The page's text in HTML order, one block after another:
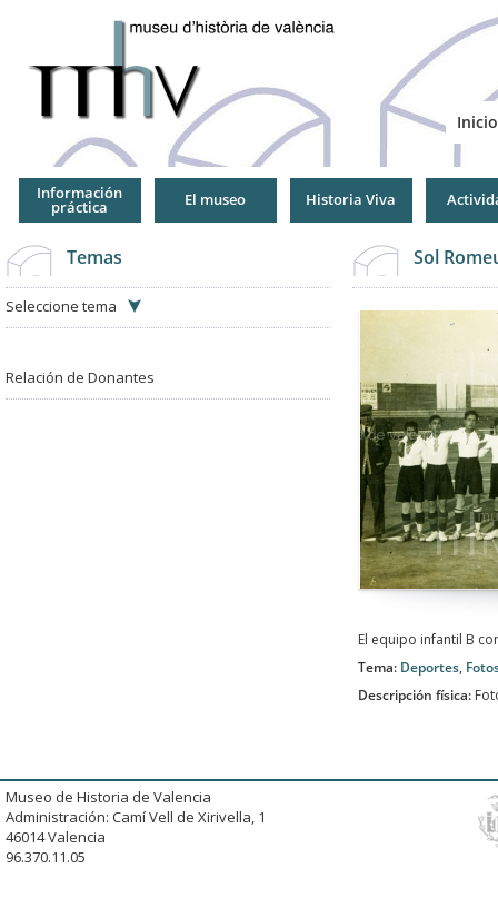
Inicio
Información
práctica El museo Historia Viva
Temas
Seleccione tema
Relación de Donantes
Sol
El equipo infantil B
Tema: Deportes,
Descripción física:
Museo de Historia de Valencia
Administración: Camí Vell de Xirivella, 1
46014 Valencia
96.370.11.05